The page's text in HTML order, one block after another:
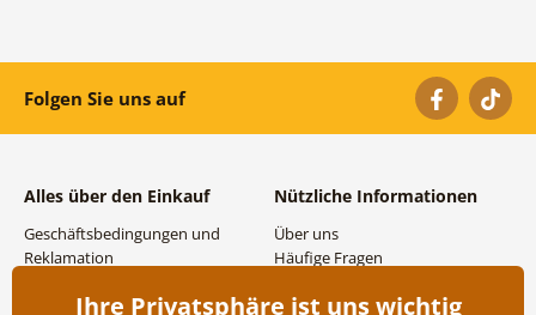
Folgen Sie uns auf
Alles über den Einkauf
Geschäftsbedingungen und
Reklamation
Versand- und
Nützliche Informationen
Über uns
Häufige Fragen
Großhandel und
Ihre Privatsphäre ist uns wichtig